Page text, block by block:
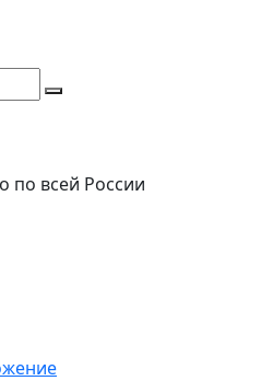
по всей России